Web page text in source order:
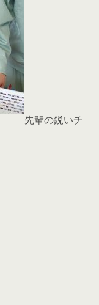
先輩の鋭いチ